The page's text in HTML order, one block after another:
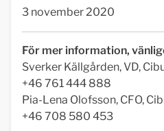
3 november 2020
För mer information,
Sverker Källgården, VD,
+46 761 444 888
Pia-Lena Olofsson, CFO,
+46 708 580 453